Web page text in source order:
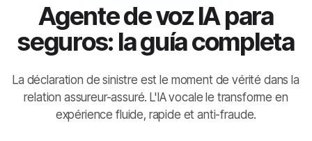
Agente de voz IA para
seguros: la guía completa
La déclaration de sinistre est le moment de vérité dans la
relation assureur-assuré. L'IA vocale le transforme en
expérience fluide, rapide et anti-fraude.